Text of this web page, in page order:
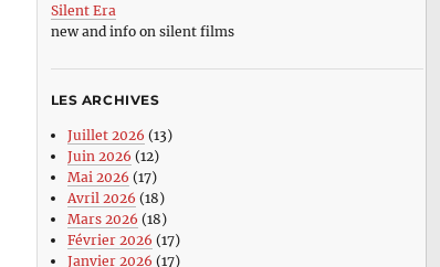
Silent Era
new and info on silent films
LES ARCHIVES
Juillet 2026 (13)
Juin 2026 (12)
Mai 2026 (17)
Avril 2026 (18)
Mars 2026 (18)
Février 2026 (17)
Janvier 2026 (17)